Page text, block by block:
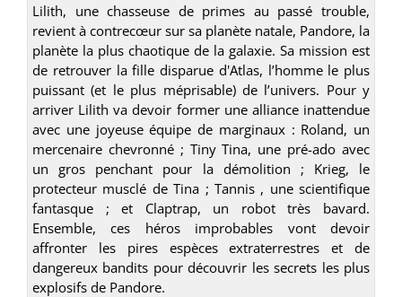
Lilith, une chasseuse de primes au passé trouble,
revient à contrecœur sur sa planète natale, Pandore, la
planète la plus chaotique de la galaxie. Sa mission est
de retrouver la fille disparue d'Atlas, l’homme le plus
puissant (et le plus méprisable) de l’univers. Pour y
arriver Lilith va devoir former une alliance inattendue
avec une joyeuse équipe de marginaux : Roland, un
mercenaire chevronné ; Tiny Tina, une pré-ado avec
un gros penchant pour la démolition ; Krieg, le
protecteur musclé de Tina ; Tannis , une scientifique
fantasque ; et Claptrap, un robot très bavard.
Ensemble, ces héros improbables vont devoir
affronter les pires espèces extraterrestres et de
dangereux bandits pour découvrir les secrets les plus
explosifs de Pandore.